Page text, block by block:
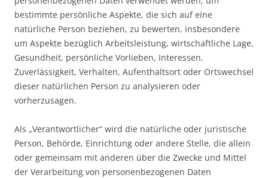
bestimmte persönliche Aspekte, die sich auf eine
natürliche Person beziehen, zu bewerten, insbesondere
um Aspekte bezüglich Arbeitsleistung, wirtschaftliche Lage,
Gesundheit, persönliche Vorlieben, Interessen,
Zuverlässigkeit, Verhalten, Aufenthaltsort oder Ortswechsel
dieser natürlichen Person zu analysieren oder
vorherzusagen.
Als „Verantwortlicher“ wird die natürliche oder juristische
Person, Behörde, Einrichtung oder andere Stelle, die allein
oder gemeinsam mit anderen über die Zwecke und Mittel
der Verarbeitung von personenbezogenen Daten